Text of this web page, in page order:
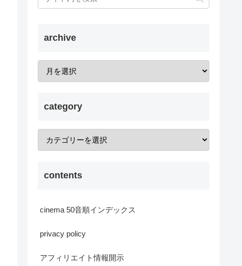
archive
category
contents
cinema 50音順インデックス
privacy policy
アフィリエイト情報開示